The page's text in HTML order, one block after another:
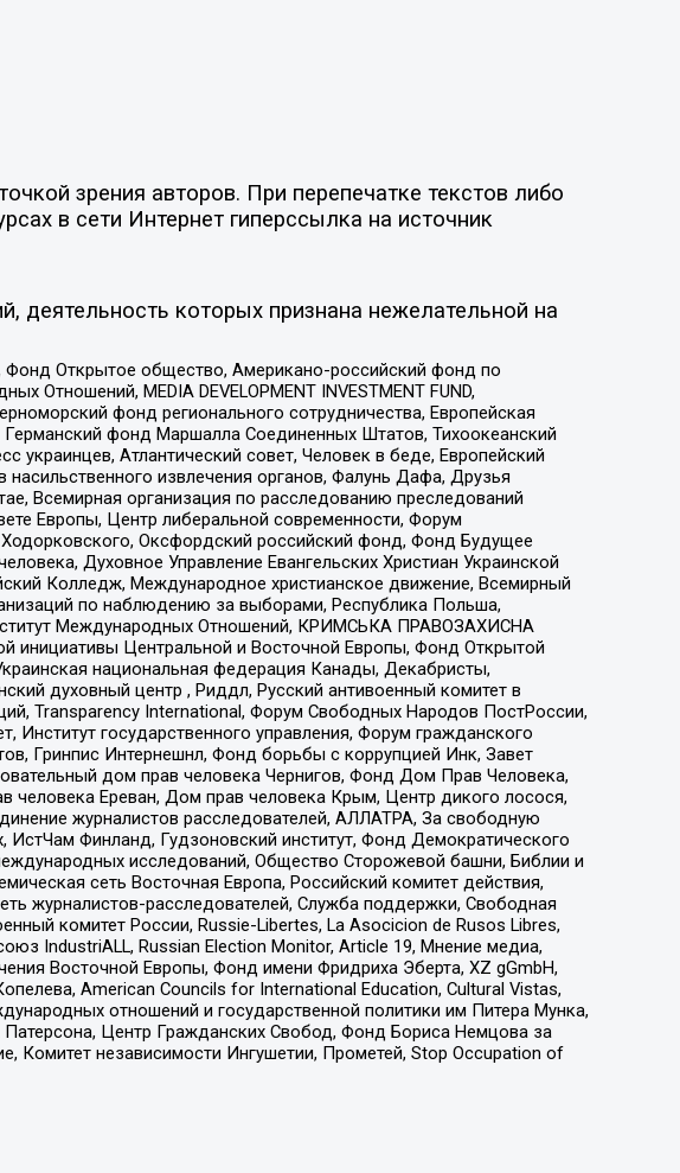
зрения авторов. При перепечатке текстов либо
в сети Интернет гиперссылка на источник
деятельность которых признана нежелательной на
Открытое общество, Американо-российский фонд по
MEDIA DEVELOPMENT INVESTMENT FUND,
фонд регионального сотрудничества, Европейская
фонд Маршалла Соединенных Штатов, Тихоокеанский
Атлантический совет, Человек в беде, Европейский
извлечения органов, Фалунь Дафа, Друзья
Всемирная организация по расследованию преследований
Европы, Центр либеральной современности, Форум
Оксфордский российский фонд, Фонд Будущее
Духовное Управление Евангельских Христиан Украинской
Колледж, Международное христианское движение, Всемирный
по наблюдению за выборами, Республика Польша,
Международных Отношений, КРИМСЬКА ПРАВОЗАХИСНА
инициативы Центральной и Восточной Европы, Фонд Открытой
национальная федерация Канады, Декабристы,
духовный центр , Риддл, Русский антивоенный комитет в
Transparеncy International, Форум Свободных Народов ПостРоссии,
государственного управления, Форум гражданского
Гринпис Интернешнл, Фонд борьбы с коррупцией Инк, Завет
дом прав человека Чернигов, Фонд Дом Прав Человека,
человека Ереван, Дом прав человека Крым, Центр дикого лосося,
журналистов расследователей, АЛЛАТРА, За свободную
Финланд, Гудзоновский институт, Фонд Демократического
исследований, Общество Сторожевой башни, Библии и
сеть Восточная Европа, Российский комитет действия,
журналистов-расследователей, Служба поддержки, Свободная
комитет России, Russie-Libertes, La Asocicion de Rusos Libres,
IndustriALL, Russian Election Monitor, Article 19, Мнение медиа,
Восточной Европы, Фонд имени Фридриха Эберта, XZ gGmbH,
American Councils for International Education, Cultural Vistas,
отношений и государственной политики им Питера Мунка,
Центр Гражданских Свобод, Фонд Бориса Немцова за
Комитет независимости Ингушетии, Прометей, Stop Occupation of